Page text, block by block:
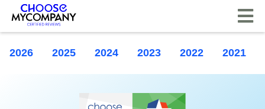
2026 2025 2024 2023 2022 2021
Cookie-Einstellungen